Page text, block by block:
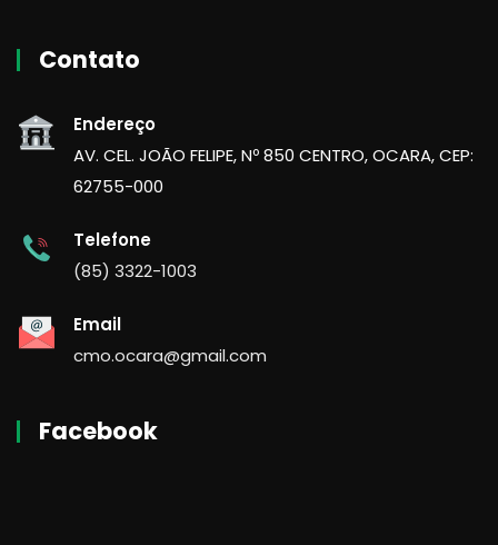
Contato
Endereço
AV. CEL. JOÃO FELIPE, Nº 850 CENTRO, OCARA, CEP:
62755-000
Telefone
(85) 3322-1003
Email
cmo.ocara@gmail.com
Facebook